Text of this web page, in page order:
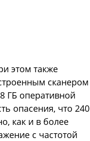
этом также
сканером
ГБ оперативной
опасения, что 240
как и в более
с частотой